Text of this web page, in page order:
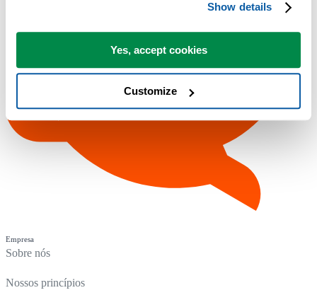
Show details
Yes, accept cookies
Customize
Empresa
Sobre nós
Nossos princípios